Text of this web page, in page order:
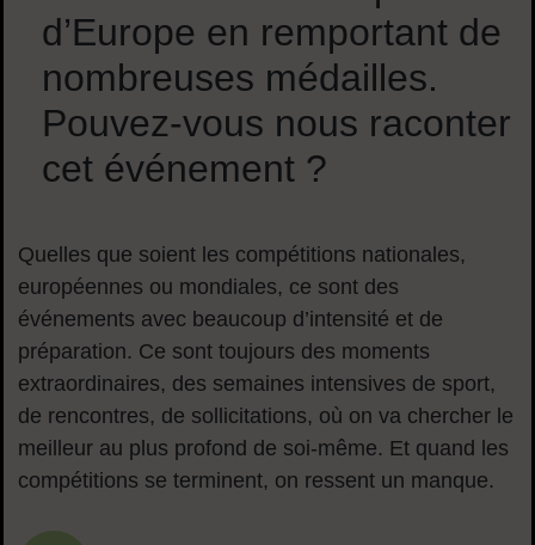
d’Europe en remportant de
nombreuses médailles.
Pouvez-vous nous raconter
cet événement ?
Quelles que soient les compétitions nationales,
européennes ou mondiales, ce sont des
événements avec beaucoup d’intensité et de
préparation. Ce sont toujours des moments
extraordinaires, des semaines intensives de sport,
de rencontres, de sollicitations, où on va chercher le
meilleur au plus profond de soi-même. Et quand les
compétitions se terminent, on ressent un manque.